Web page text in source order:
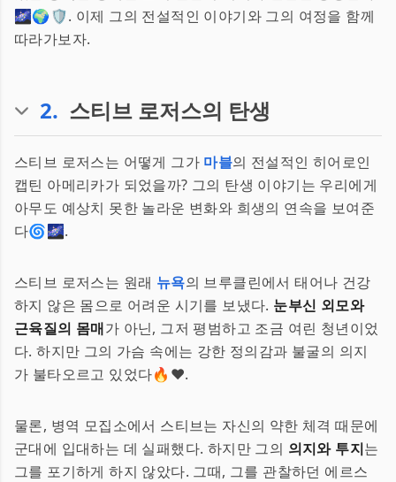
🌌🌍🛡️. 이제 그의 전설적인 이야기와 그의 여정을 함께
따라가보자.
2. 스티브 로저스의 탄생
스티브 로저스는 어떻게 그가 마블의 전설적인 히어로인
캡틴 아메리카가 되었을까? 그의 탄생 이야기는 우리에게
아무도 예상치 못한 놀라운 변화와 희생의 연속을 보여준
다🌀🌌.
스티브 로저스는 원래 뉴욕의 브루클린에서 태어나 건강
하지 않은 몸으로 어려운 시기를 보냈다. 눈부신 외모와
근육질의 몸매가 아닌, 그저 평범하고 조금 여린 청년이었
다. 하지만 그의 가슴 속에는 강한 정의감과 불굴의 의지
가 불타오르고 있었다🔥❤️.
물론, 병역 모집소에서 스티브는 자신의 약한 체격 때문에
군대에 입대하는 데 실패했다. 하지만 그의 의지와 투지는
그를 포기하게 하지 않았다. 그때, 그를 관찰하던 에르스